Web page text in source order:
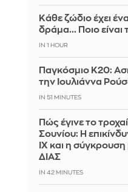
Κάθε ζώδιο έχει
δράμα... Ποιο είναι
IN 1 HOUR
Παγκόσμιο Κ20:
την Ιουλιάννα
IN 51 MINUTES
Πώς έγινε το
Σουνίου: Η
ΙΧ και η
ΔΙΑΣ
IN 42 MINUTES